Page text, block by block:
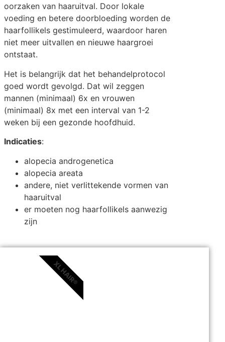
oorzaken van haaruitval. Door lokale
voeding en betere doorbloeding worden de
haarfollikels gestimuleerd, waardoor haren
niet meer uitvallen en nieuwe haargroei
ontstaat.
Het is belangrijk dat het behandelprotocol
goed wordt gevolgd. Dat wil zeggen
mannen (minimaal) 6x en vrouwen
(minimaal) 8x met een interval van 1-2
weken bij een gezonde hoofdhuid.
Indicaties:
alopecia androgenetica
alopecia areata
andere, niet verlittekende vormen van
haaruitval
er moeten nog haarfollikels aanwezig
zijn
XL HAIR®